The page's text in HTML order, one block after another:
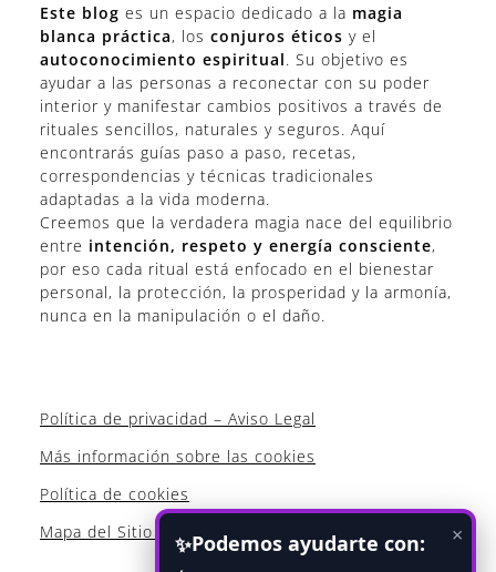
Este blog es un espacio dedicado a la magia
blanca práctica, los conjuros éticos y el
autoconocimiento espiritual. Su objetivo es
ayudar a las personas a reconectar con su poder
interior y manifestar cambios positivos a través de
rituales sencillos, naturales y seguros. Aquí
encontrarás guías paso a paso, recetas,
correspondencias y técnicas tradicionales
adaptadas a la vida moderna.
Creemos que la verdadera magia nace del equilibrio
entre intención, respeto y energía consciente,
por eso cada ritual está enfocado en el bienestar
personal, la protección, la prosperidad y la armonía,
nunca en la manipulación o el daño.
Política de privacidad – Aviso Legal
Más información sobre las cookies
Política de cookies
Mapa del Sitio WEB
×
✨Podemos ayudarte con: